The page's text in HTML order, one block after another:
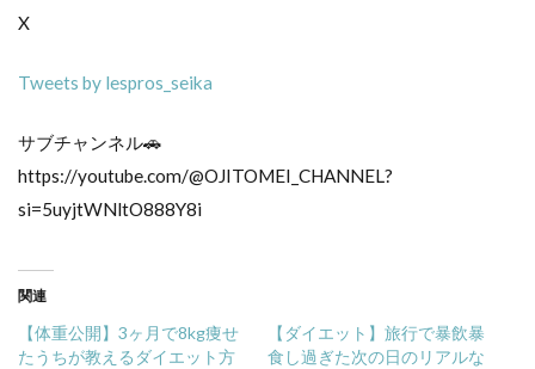
X
Tweets by lespros_seika
サブチャンネル🚗
https://youtube.com/@OJITOMEI_CHANNEL?
si=5uyjtWNltO888Y8i
関連
【体重公開】3ヶ月で8kg痩せ
たうちが教えるダイエット方
【ダイエット】旅行で暴飲暴
食し過ぎた次の日のリアルな